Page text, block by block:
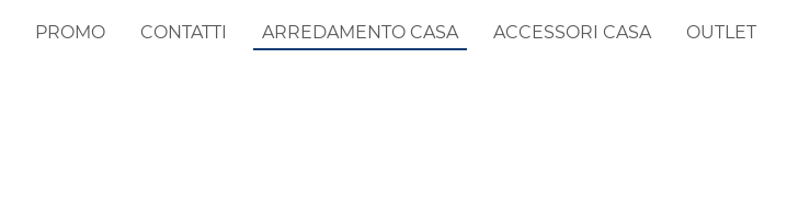
PROMO CONTATTI ARREDAMENTO CASA ACCESSORI CASA OUTLET